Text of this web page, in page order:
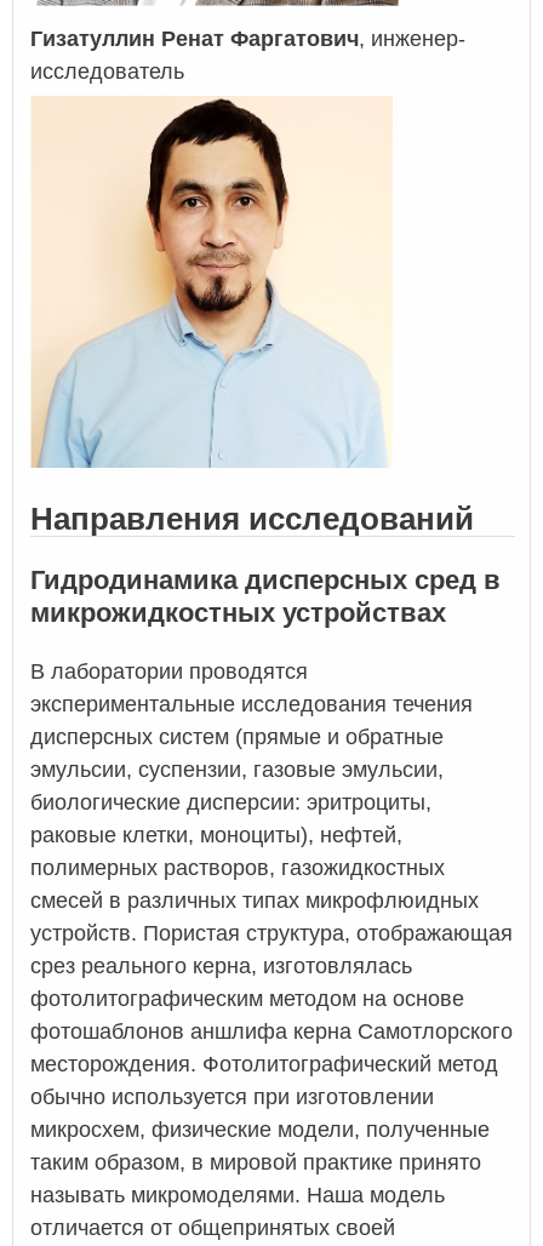
Гизатуллин Ренат Фаргатович, инженер-
исследователь
Направления исследований
Гидродинамика дисперсных сред в
микрожидкостных устройствах
В лаборатории проводятся
экспериментальные исследования течения
дисперсных систем (прямые и обратные
эмульсии, суспензии, газовые эмульсии,
биологические дисперсии: эритроциты,
раковые клетки, моноциты), нефтей,
полимерных растворов, газожидкостных
смесей в различных типах микрофлюидных
устройств. Пористая структура, отображающая
срез реального керна, изготовлялась
фотолитографическим методом на основе
фотошаблонов аншлифа керна Самотлорского
месторождения. Фотолитографический метод
обычно используется при изготовлении
микросхем, физические модели, полученные
таким образом, в мировой практике принято
называть микромоделями. Наша модель
отличается от общепринятых своей